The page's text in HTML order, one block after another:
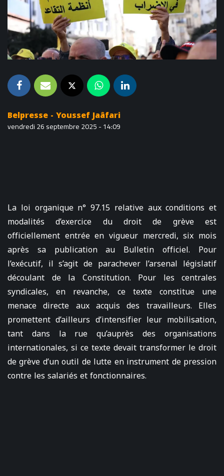
Belpresse - Youssef Jaâfari
vendredi 26 septembre 2025 - 14:09
La loi organique n° 97.15 relative aux conditions et
modalités d’exercice du droit de grève est
officiellement entrée en vigueur mercredi, six mois
après sa publication au Bulletin officiel. Pour
l’exécutif, il s’agit de parachever l’arsenal législatif
découlant de la Constitution. Pour les centrales
syndicales, en revanche, ce texte constitue une
menace directe aux acquis des travailleurs. Elles
promettent d’ailleurs d’intensifier leur mobilisation,
tant dans la rue qu’auprès des organisations
internationales, si ce texte devait transformer le droit
de grève d’un outil de lutte en instrument de pression
contre les salariés et fonctionnaires.